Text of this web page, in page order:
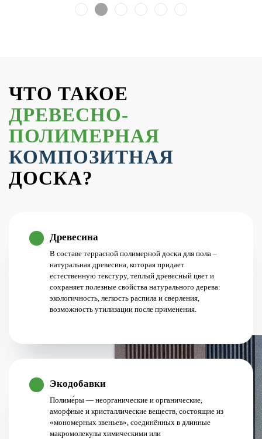
ЧТО ТАКОЕ
ДРЕВЕСНО-
ПОЛИМЕРНАЯ
КОМПОЗИТНАЯ
ДОСКА?
Древесина
В составе террасной полимерной доски для пола –
натуральная древесина, которая придает
естественную текстуру, теплый древесный цвет и
сохраняет полезные свойства натурального дерева:
экологичность, легкость распила и сверления,
возможность утилизации после применения.
Экодобавки
Полиме́ры — неорганические и органические,
аморфные и кристаллические веществ, состоящие из
«мономерных звеньев», соединённых в длинные
макромолекулы химическими или